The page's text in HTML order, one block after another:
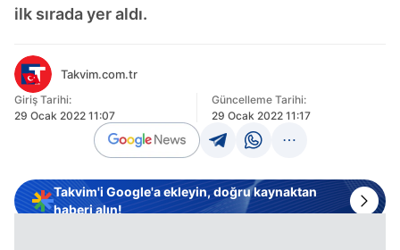
ilk sırada yer aldı.
Takvim.com.tr
Giriş Tarihi:
29 Ocak 2022 11:07
Güncelleme Tarihi:
29 Ocak 2022 11:17
Takvim'i Google'a ekleyin, doğru kaynaktan
haberi alın!